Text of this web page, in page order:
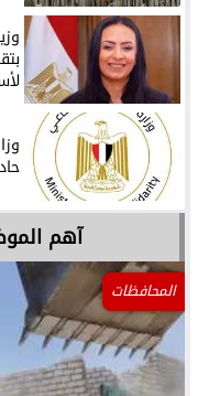
آهم
المحافظات